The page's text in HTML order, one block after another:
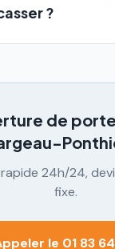
?
de porte
24h/24,
fixe.
le 01 83